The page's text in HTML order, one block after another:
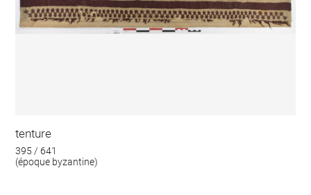
tenture
395 / 641
(époque byzantine)